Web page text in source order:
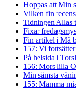
Hoppas att Min
Vilken fin
Tidningen Allas
Fixar
Fin artikel i Må
157: Vi
På helsida i
156: Mors lilla
Min sämsta
155: Mamma